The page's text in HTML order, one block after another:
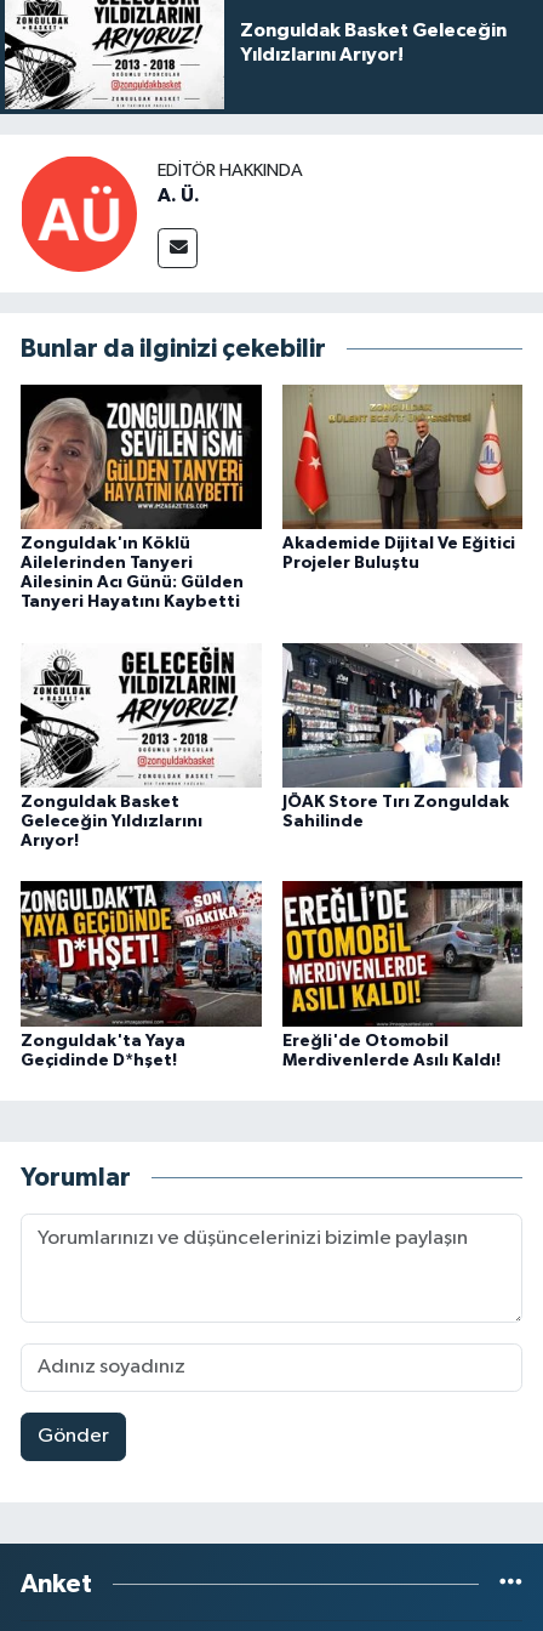
Zonguldak Basket Geleceğin
Yıldızlarını Arıyor!
EDITÖR HAKKINDA
A. Ü.
Bunlar da ilginizi çekebilir
Zonguldak'ın Köklü
Ailelerinden Tanyeri
Ailesinin Acı Günü: Gülden
Tanyeri Hayatını Kaybetti
Akademide Dijital Ve Eğitici
Projeler Buluştu
Zonguldak Basket
Geleceğin Yıldızlarını
Arıyor!
JÖAK Store Tırı Zonguldak
Sahilinde
Zonguldak'ta Yaya
Geçidinde D*hşet!
Ereğli'de Otomobil
Merdivenlerde Asılı Kaldı!
Yorumlar
Gönder
Anket